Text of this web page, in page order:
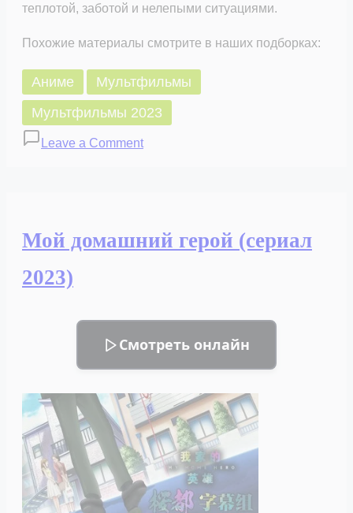
теплотой, заботой и нелепыми ситуациями.
Похожие материалы смотрите в наших подборках:
Аниме
Мультфильмы
Мультфильмы 2023
Leave a Commenton
2023)
Мой домашний герой (сериал
2023)
Смотреть онлайн